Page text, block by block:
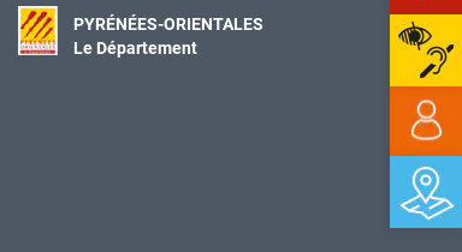
PYRÉNÉES-ORIENTALES
Le Département